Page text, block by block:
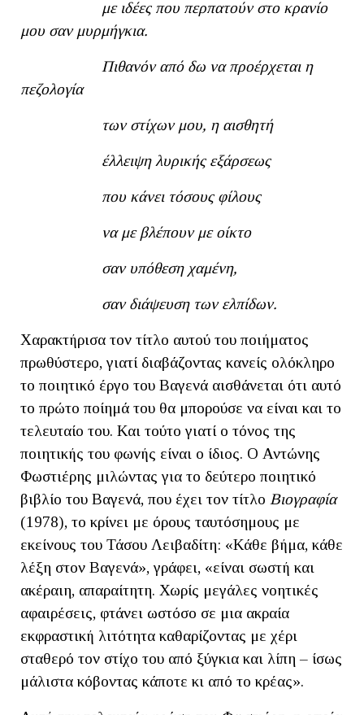
με ιδέες που περπατούν στο κρανίο
μου σαν μυρμήγκια.
Πιθανόν από δω να προέρχεται η
πεζολογία
των στίχων μου, η αισθητή
έλλειψη λυρικής εξάρσεως
που κάνει τόσους φίλους
να με βλέπουν με οίκτο
σαν υπόθεση χαμένη,
σαν διάψευση των ελπίδων.
Χαρακτήρισα τον τίτλο αυτού του ποιήματος
πρωθύστερο, γιατί διαβάζοντας κανείς ολόκληρο
το ποιητικό έργο του Βαγενά αισθάνεται ότι αυτό
το πρώτο ποίημά του θα μπορούσε να είναι και το
τελευταίο του. Και τούτο γιατί ο τόνος της
ποιητικής του φωνής είναι ο ίδιος. Ο Αντώνης
Φωστιέρης μιλώντας για το δεύτερο ποιητικό
βιβλίο του Βαγενά, που έχει τον τίτλο Βιογραφία
(1978), το κρίνει με όρους ταυτόσημους με
εκείνους του Τάσου Λειβαδίτη: «Κάθε βήμα, κάθε
λέξη στον Βαγενά», γράφει, «είναι σωστή και
ακέραιη, απαραίτητη. Χωρίς μεγάλες νοητικές
αφαιρέσεις, φτάνει ωστόσο σε μια ακραία
εκφραστική λιτότητα καθαρίζοντας με χέρι
σταθερό τον στίχο του από ξύγκια και λίπη – ίσως
μάλιστα κόβοντας κάποτε κι από το κρέας».